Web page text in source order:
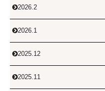
2026.2
2026.1
2025.12
2025.11